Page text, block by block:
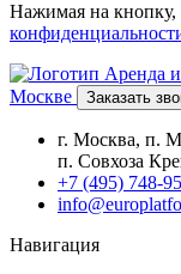
Нажимая на кнопку,
Аренда
Москве
Заказать
г. Москва, п.
п. Совхоза
+7 (495) 748-
Навигация